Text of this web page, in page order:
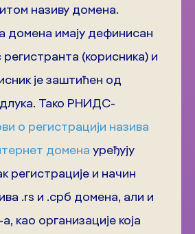
називу домена.
домена имају дефинисан
(корисника) и
је заштићен од
Тако РНИДС-
о регистрацији назива
домена уређују
регистрације и начин
.rs и .срб домена, али и
организације која